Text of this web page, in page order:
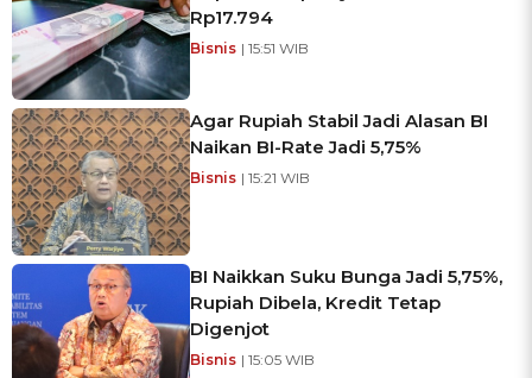
Rp17.794
Bisnis | 15:51 WIB
Agar Rupiah Stabil Jadi Alasan BI
Naikan BI-Rate Jadi 5,75%
Bisnis | 15:21 WIB
BI Naikkan Suku Bunga Jadi 5,75%,
Rupiah Dibela, Kredit Tetap
Digenjot
Bisnis | 15:05 WIB